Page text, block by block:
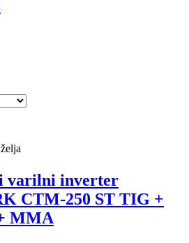
varilni inverter
CTM-250 ST TIG +
MMA